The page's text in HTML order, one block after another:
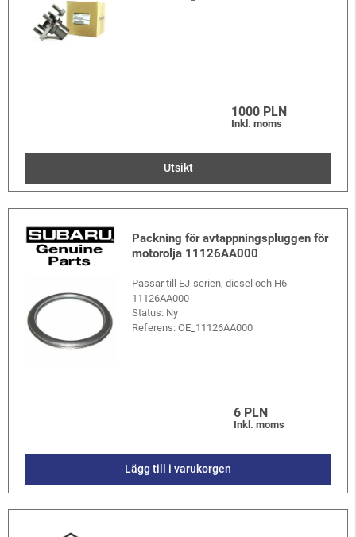
1000 PLN
Inkl. moms
Utsikt
Packning för avtappningspluggen för
motorolja 11126AA000
Passar till EJ-serien, diesel och H6
11126AA000
Status: Ny
Referens:OE_11126AA000
6 PLN
Inkl. moms
Lägg till i varukorgen